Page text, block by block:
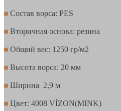
Состав ворса: PES
Вторичная основа: резина
Общий вес: 1250 гр/м2
Высота ворса: 20 мм
Ширина 2,9 м
Цвет: 4008 VİZON(MINK)